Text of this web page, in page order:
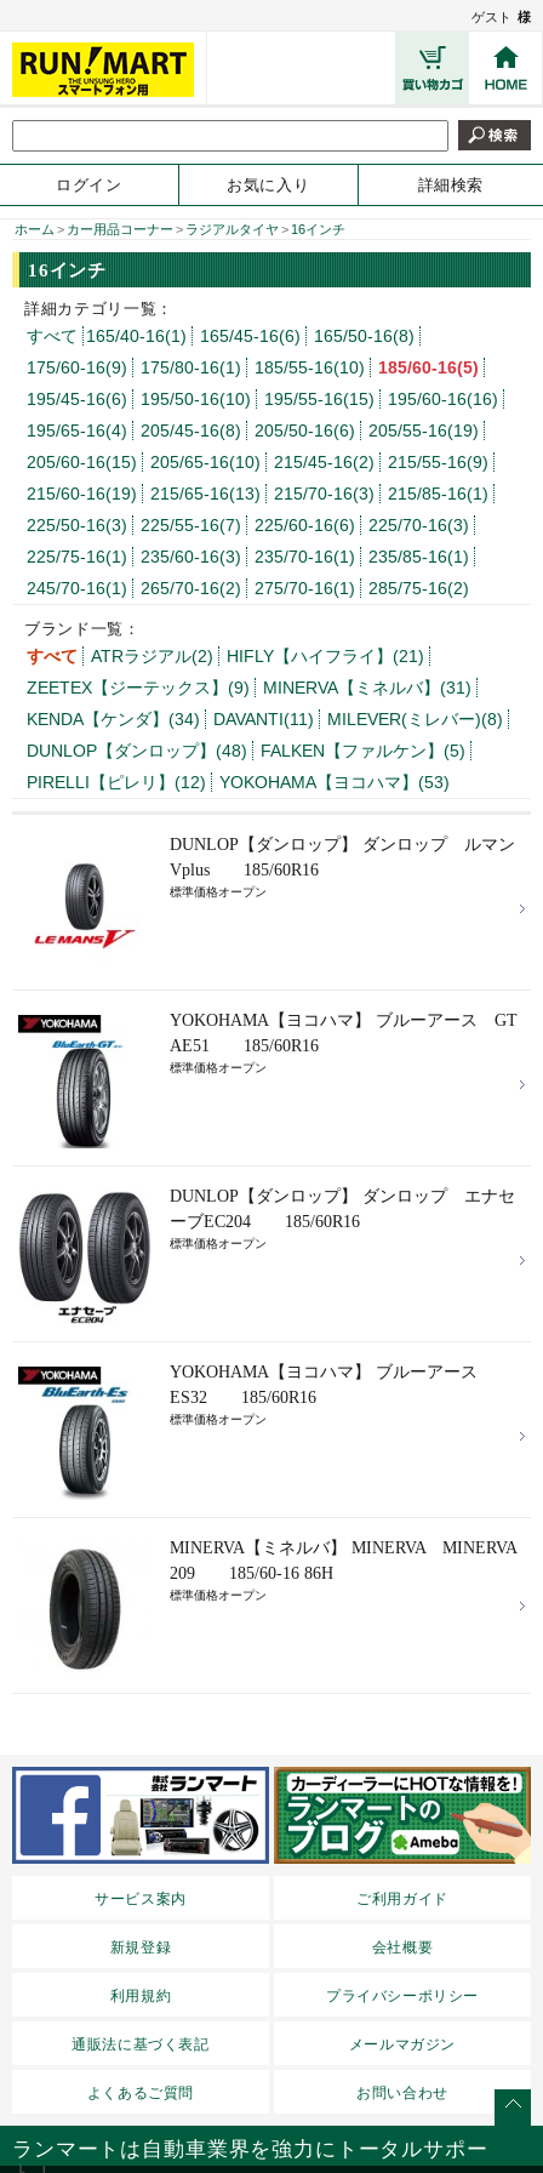
ゲスト 様
ログイン お気に入り 詳細検索
ホーム > カー用品コーナー > ラジアルタイヤ > 16インチ
16インチ
詳細カテゴリ一覧：
すべて 165/40-16(1) 165/45-16(6)
165/50-16(8)
175/60-16(9)
175/80-16(1) 185/55-16(10)
185/60-16(5)
195/45-16(6)
195/50-16(10) 195/55-16(15)
195/60-16(16)
195/65-16(4)
205/45-16(8) 205/50-16(6)
205/55-16(19)
205/60-16(15)
205/65-16(10) 215/45-16(2)
215/55-16(9)
215/60-16(19)
215/65-16(13) 215/70-16(3)
215/85-16(1)
225/50-16(3)
225/55-16(7) 225/60-16(6)
225/70-16(3)
225/75-16(1)
235/60-16(3) 235/70-16(1)
235/85-16(1)
245/70-16(1)
265/70-16(2) 275/70-16(1) 285/75-16(2)
ブランド一覧：
すべて ATRラジアル(2)
HIFLY【ハイフライ】(21)
ZEETEX【ジーテックス】(9)
MINERVA【ミネルバ】(31)
KENDA【ケンダ】(34)
DAVANTI(11)
MILEVER(ミレバー)(8)
DUNLOP【ダンロップ】(48)
FALKEN【ファルケン】(5)
PIRELLI【ピレリ】(12)
YOKOHAMA【ヨコハマ】(53)
DUNLOP【ダンロップ】 ダンロップ ルマン
Vplus 185/60R16
標準価格オープン
YOKOHAMA【ヨコハマ】 ブルーアース GT
AE51 185/60R16
標準価格オープン
DUNLOP【ダンロップ】 ダンロップ エナセ
ーブEC204 185/60R16
標準価格オープン
YOKOHAMA【ヨコハマ】 ブルーアース
ES32 185/60R16
標準価格オープン
MINERVA【ミネルバ】 MINERVA MINERVA
209 185/60-16 86H
標準価格オープン
サービス案内 ご利用ガイド
新規登録 会社概要
利用規約 プライバシーポリシー
通販法に基づく表記 メールマガジン
よくあるご質問 お問い合わせ
ランマートは自動車業界を強力にトータルサポー